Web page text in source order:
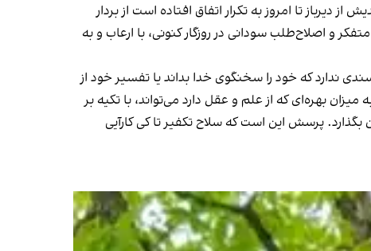
تا امروز به تکرار اتفاق افتاده است از بردار
و اصلاح‌طلب سودانی در روزگار کنونی، با ارعاب و به
ندارد که خود را سخنگوی خدا بداند یا تفسیر خود از
بهره‌ای که از علم و عقل دارد می‌تواند، با تکیه بر
پرسش این است که سلاح تکفیر تا کی کارآیی